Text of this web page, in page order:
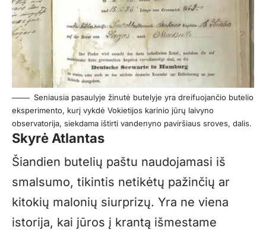
Seniausia pasaulyje žinutė butelyje yra dreifuojančio butelio
eksperimento, kurį vykdė Vokietijos karinio jūrų laivyno
observatorija, siekdama ištirti vandenyno paviršiaus sroves, dalis.
Skyrė Atlantas
Šiandien butelių paštu naudojamasi iš
smalsumo, tikintis netikėtų pažinčių ar
kitokių malonių siurprizų. Yra ne viena
istorija, kai jūros į krantą išmestame